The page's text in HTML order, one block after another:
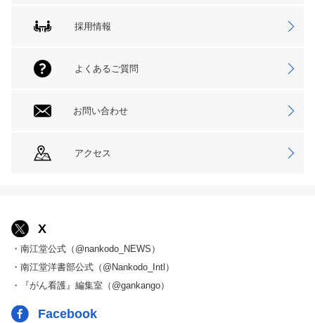
採用情報
よくあるご質問
お問い合わせ
アクセス
X
・南江堂公式（@nankodo_NEWS）
・南江堂洋書部公式（@Nankodo_Intl）
・『がん看護』編集室（@gankango）
Facebook